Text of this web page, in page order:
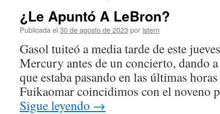
¿Le Apuntó A LeBron?
Publicada el 30 de agosto de 2023 por istern
Gasol tuiteó a media tarde de este
Mercury antes de un concierto, dando
que estaba pasando en las últimas
Fuikaomar coincidimos con el noveno
Sigue leyendo →